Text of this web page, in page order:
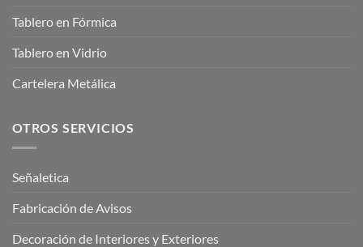
Tablero en Fórmica
Tablero en Vidrio
Cartelera Metálica
OTROS SERVICIOS
Señaletica
Fabricación de Avisos
Decoración de Interiores y Exteriores